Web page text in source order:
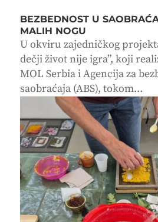
BEZBEDNOST U
MALIH NOGU
U okviru zajedničkog
dečji život nije igra”, koji
MOL Serbia i Agencija za
saobraćaja (ABS), tokom...